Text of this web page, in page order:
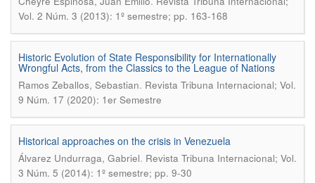
Vol. 2 Núm. 3 (2013): 1º semestre; pp. 163-168
Historic Evolution of State Responsibility for Internationally
Wrongful Acts, from the Classics to the League of Nations
Ramos Zeballos, Sebastian. Revista Tribuna Internacional; Vol.
9 Núm. 17 (2020): 1er Semestre
Historical approaches on the crisis in Venezuela
Álvarez Undurraga, Gabriel. Revista Tribuna Internacional; Vol.
3 Núm. 5 (2014): 1º semestre; pp. 9-30